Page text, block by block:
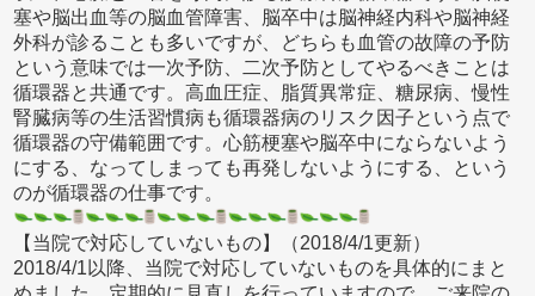
塞や脳出血等の脳血管障害、脳卒中は脳神経内科や脳神経
外科が診ることも多いですが、どちらも血管の故障の予防
という意味では一次予防、二次予防としてやるべきことは
循環器と共通です。高血圧症、脂質異常症、糖尿病、慢性
腎臓病等の生活習慣病も循環器病のリスク因子という点で
循環器の守備範囲です。心筋梗塞や脳卒中にならないよう
にする、なってしまっても再発しないようにする、という
のが循環器の仕事です。
【当院で対応していないもの】（2018/4/1更新）
2018/4/1以降、当院で対応していないものを具体的にまと